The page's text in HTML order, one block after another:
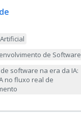
de Software
software na era da IA:
no fluxo real de